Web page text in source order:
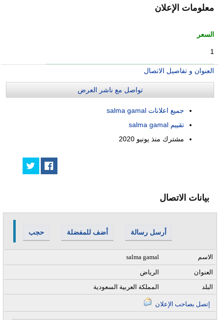
معلومات الإعلان
السعر
1
العنوان و تفاصيل الاتصال
تواصل مع ناشر العرض
جميع اعلانات salma gamal
تقييم salma gamal
مشترك منذ يونيو 2020
بيانات الاتصال
حجب أضف للمفضلة أرسل رسالة
salma gamal الاسم
الرياض
العنوان
المملكة العربية السعودية
البلد